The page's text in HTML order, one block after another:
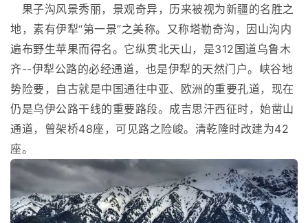
果子沟风景秀丽，景观奇异，历来被视为新疆的名胜之
地，素有伊犁“第一景”之美称。又称塔勒奇沟，因山沟内
遍布野生苹果而得名。它纵贯北天山，是312国道乌鲁木
齐--伊犁公路的必经通道，也是伊犁的天然门户。峡谷地
势险要，自古就是中国通往中亚、欧洲的重要孔道，现在
仍是乌伊公路干线的重要路段。成吉思汗西征时，始凿山
通道，曾架桥48座，可见路之险峻。清乾隆时改建为42
座。